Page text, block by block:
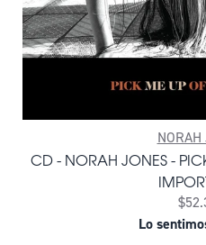
CD - NORAH JONES -
Lo